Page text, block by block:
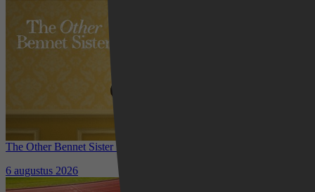
The Other Bennet Sister nu te zien op HBO Max: romantisch
kostuumdrama krijgt lovende recensies
6 augustus 2026